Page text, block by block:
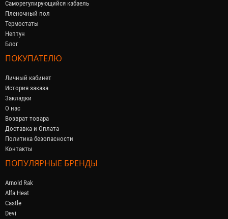
Саморегулирующийся кабaель
Пленочный пол
Термостаты
Нептун
Блог
ПОКУПАТЕЛЮ
Личный кабинет
История заказа
Закладки
О нас
Возврат товара
Доставка и Оплата
Политика безопасности
Контакты
ПОПУЛЯРНЫЕ БРЕНДЫ
Arnold Rak
Alfa Heat
Castle
Devi